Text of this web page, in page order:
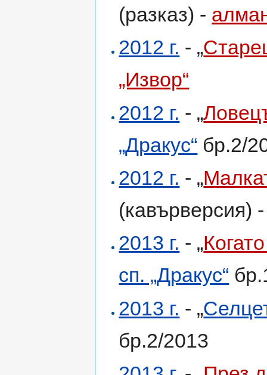
(разказ) -
2012 г. - „
„Извор“
2012 г. - „
„Дракус“ бр.2/
2012 г. - „
(кавърверсия)
2013 г. - „
сп. „Дракус“
2013 г. - „
бр.2/2013